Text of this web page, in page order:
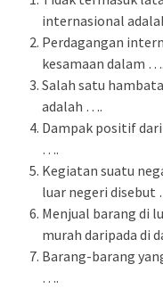
internasional
Perdagangan
kesamaan dalam ….
Salah satu
adalah ….
Dampak positif
….
Kegiatan suatu
luar negeri disebut
Menjual barang di
murah daripada di
Barang-barang
….